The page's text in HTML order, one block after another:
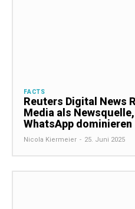
FACTS
Reuters Digital News
Media als
WhatsApp dominieren
Nicola Kiermeier - 25. Juni 2025